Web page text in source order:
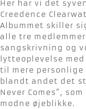
antal
Her har vi det
Creedence
Albummet skiller
alle tre
sangskrivning og
lytteoplevelse
til mere
blandt andet det
Never Comes”,
modne øjeblikke.